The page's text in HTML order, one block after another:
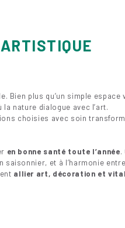
Bien plus qu’un simple espace
nature dialogue avec l’art.
choisies avec soin
en bonne santé toute l’année.
saisonnier, et à l’harmonie entre
allier art, décoration et